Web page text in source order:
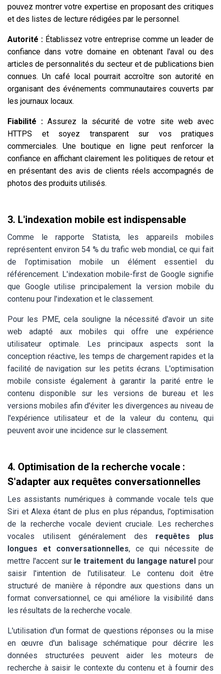
pouvez montrer votre expertise en proposant des critiques
et des listes de lecture rédigées par le personnel.
Autorité : Établissez votre entreprise comme un leader de
confiance dans votre domaine en obtenant l'aval ou des
articles de personnalités du secteur et de publications bien
connues. Un café local pourrait accroître son autorité en
organisant des événements communautaires couverts par
les journaux locaux.
Fiabilité :Assurez la sécurité de votre site web avec
HTTPS et soyez transparent sur vos pratiques
commerciales. Une boutique en ligne peut renforcer la
confiance en affichant clairement les politiques de retour et
en présentant des avis de clients réels accompagnés de
photos des produits utilisés.
3. L'indexation mobile est indispensable
Comme le rapporte Statista, les appareils mobiles
représentent environ 54 % du trafic web mondial, ce qui fait
de l'optimisation mobile un élément essentiel du
référencement. L'indexation mobile-first de Google signifie
que Google utilise principalement la version mobile du
contenu pour l'indexation et le classement.
Pour les PME, cela souligne la nécessité d'avoir un site
web adapté aux mobiles qui offre une expérience
utilisateur optimale. Les principaux aspects sont la
conception réactive, les temps de chargement rapides et la
facilité de navigation sur les petits écrans. L'optimisation
mobile consiste également à garantir la parité entre le
contenu disponible sur les versions de bureau et les
versions mobiles afin d'éviter les divergences au niveau de
l'expérience utilisateur et de la valeur du contenu, qui
peuvent avoir une incidence sur le classement.
4. Optimisation de la recherche vocale :
S'adapter aux requêtes conversationnelles
Les assistants numériques à commande vocale tels que
Siri et Alexa étant de plus en plus répandus, l'optimisation
de la recherche vocale devient cruciale. Les recherches
vocales utilisent généralement des requêtes plus
longues et conversationnelles, ce qui nécessite de
mettre l'accent sur le traitement du langage naturel pour
saisir l'intention de l'utilisateur. Le contenu doit être
structuré de manière à répondre aux questions dans un
format conversationnel, ce qui améliore la visibilité dans
les résultats de la recherche vocale.
L'utilisation d'un format de questions réponses ou la mise
en œuvre d'un balisage schématique pour décrire les
données structurées peuvent aider les moteurs de
recherche à saisir le contexte du contenu et à fournir des